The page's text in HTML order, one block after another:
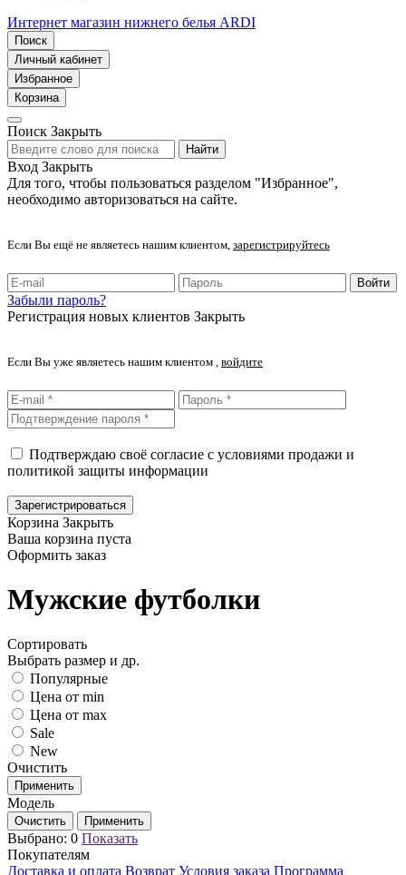
Интернет магазин нижнего белья ARDI
Поиск
Личный кабинет
Избранное
Корзина
Поиск Закрыть
Найти
Вход Закрыть
Для того, чтобы пользоваться разделом "Избранное",
необходимо авторизоваться на сайте.
Если Вы ещё не являетесь нашим клиентом, зарегистрируйтесь
Войти
Забыли пароль?
Регистрация новых клиентов Закрыть
Если Вы уже являетесь нашим клиентом , войдите
Подтверждаю своё согласие с условиями продажи и
политикой защиты информации
Зарегистрироваться
Корзина Закрыть
Ваша корзина пуста
Оформить заказ
Мужские футболки
Сортировать
Выбрать размер и др.
Популярные
Цена от min
Цена от max
Sale
New
Очистить
Модель
Выбрано: 0 Показать
Покупателям
Доставка и оплата Возврат Условия заказа Программа